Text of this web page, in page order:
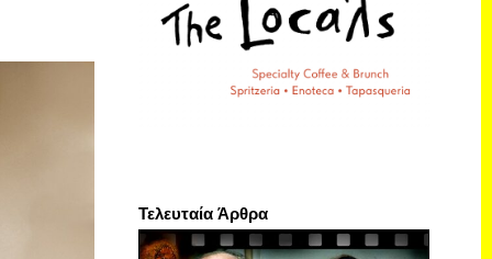
Τελευταία Άρθρα